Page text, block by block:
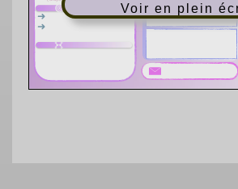
Voir en plein